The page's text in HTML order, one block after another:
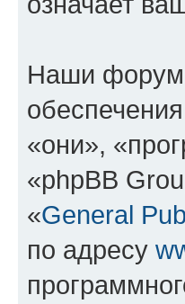
Наши
«они»,
«phpBB
«General
по адресу